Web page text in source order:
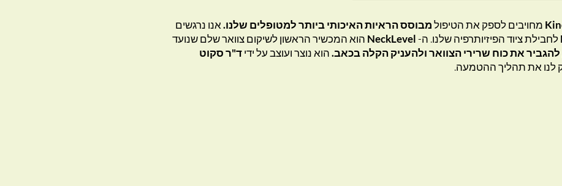
מחויבים לספק את הטיפולמבוסס הראיות האיכותי ביותרלמטופלים שלנו.אנו נרגשים
לחבילת ציוד הפיזיותרפיה שלנו. ה-NeckLevel הוא המכשיר הראשון לשיקום צוואר שלם שנועד
את כוח שרירי הצוואר ולהעניק הקלה בכאב.הוא נוצר ועוצב על ידיד"ר סקוט
לנו את תהליך ההטמעה.